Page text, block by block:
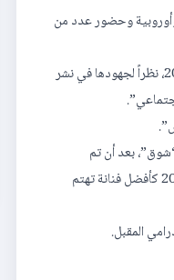
تكريمها خلال الحفل بمشاركة 12 دولة عربية وإفريقية وأوروبية وحضور عدد من
وقال رئيس منظمة التسامح والسلام، الدكتور حمدي قنديل: “تم اختيار النجمة الكبيرة والمشهورة سوزان نجم الدين لتكون سفيرتنا لعام 2017، نظراً لجهودها في نشر
لعام 2017 عن دور “روز” في مسلسل “شوق”، بعد أن تم
التصويت على تلك الجائزة من الجمهور على نطاق واسع، وقبل ذلك منحها القائمون على مسابقة ملكة جمال مصر لقب “ملكة الأناقة” لعام 2017 كأفضل فنانة تهتم
المقبل.